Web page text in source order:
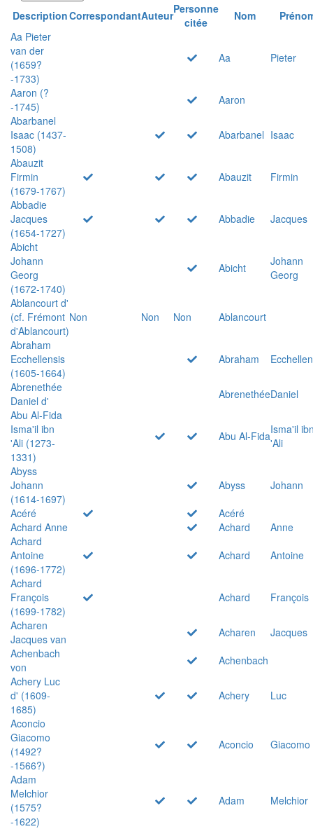
DescriptionCorrespondantAuteurPersonne
citée
Nom
Aa Pieter
van der
(1659?
-1733)
Aa Pieter
Aaron (?
-1745)
Aaron
Abarbanel
Isaac (1437-
1508)
Abarbanel Isaac
Abauzit
Firmin
(1679-1767)
Abauzit
Firmin
Abbadie
Jacques
(1654-1727)
Abbadie
Jacques
Abicht
Johann
Georg
(1672-1740)
Abicht
Johann
Georg
Ablancourt d'
(cf. Frémont
d'Ablancourt)
Non Non Non
Ablancourt
Abraham
Ecchellensis
(1605-1664)
Abraham
Abrenethée
Daniel d'
AbrenethéeDaniel
Abu Al-Fida
Isma'il ibn
'Ali (1273-
1331)
Abu Al-FidaIsma'il
'Ali
Abyss
Johann
(1614-1697)
Abyss
Johann
Acéré
Acéré
Achard Anne
Achard
Anne
Achard
Antoine
(1696-1772)
Achard
Antoine
Achard
François
(1699-1782)
Achard
François
Acharen
Jacques van
Acharen
Jacques
Achenbach
von
Achenbach
Achery Luc
d' (1609-
1685)
Achery
Luc
Aconcio
Giacomo
(1492?
-1566?)
Aconcio Giacomo
Adam
Melchior
(1575?
-1622)
Adam Melchior